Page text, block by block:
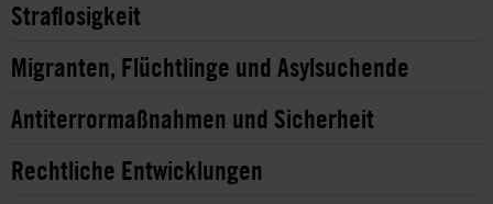
Straflosigkeit
Migranten, Flüchtlinge und Asylsuchende
Antiterrormaßnahmen und Sicherheit
Rechtliche Entwicklungen